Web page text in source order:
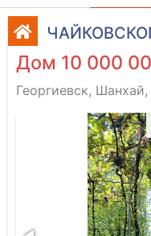
Дом 10 000
Георгиевск,